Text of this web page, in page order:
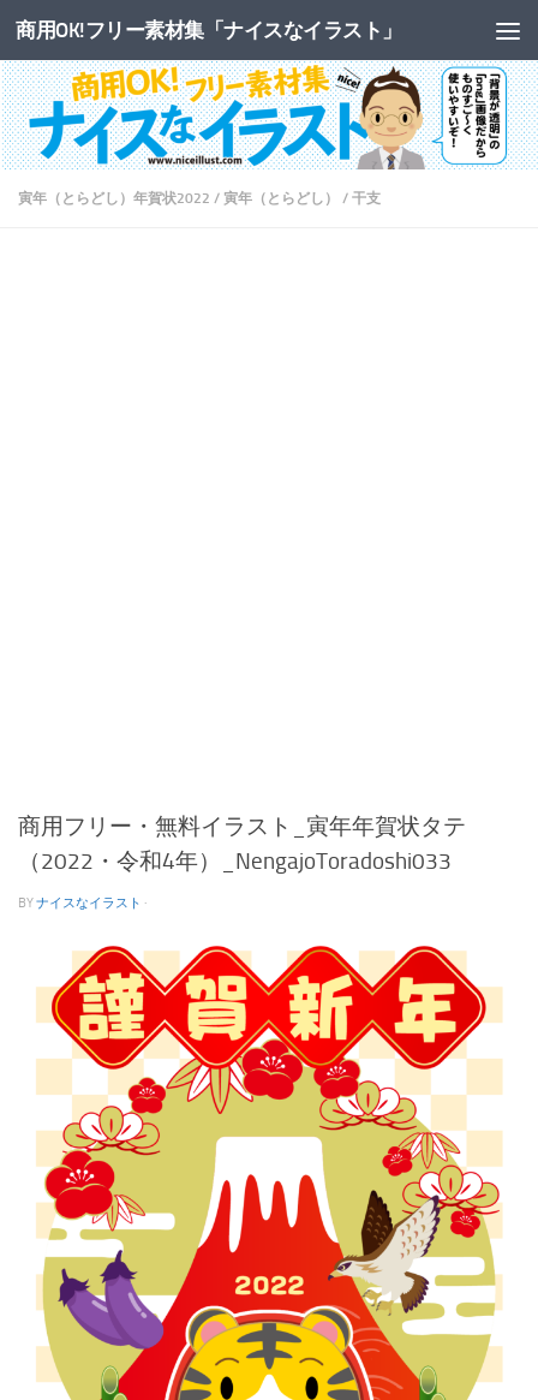
コンテンツへスキップ
商用OK!フリー素材集「ナイスなイラスト」
寅年（とらどし）年賀状2022 / 寅年（とらどし） / 干支
商用フリー・無料イラスト_寅年年賀状タテ
（2022・令和4年）_NengajoToradoshi033
BYナイスなイラスト ·